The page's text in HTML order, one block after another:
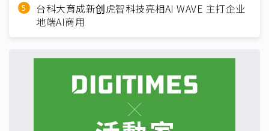
台科大育成新创虎智科技亮相AI WAVE 主打企业
地端AI商用